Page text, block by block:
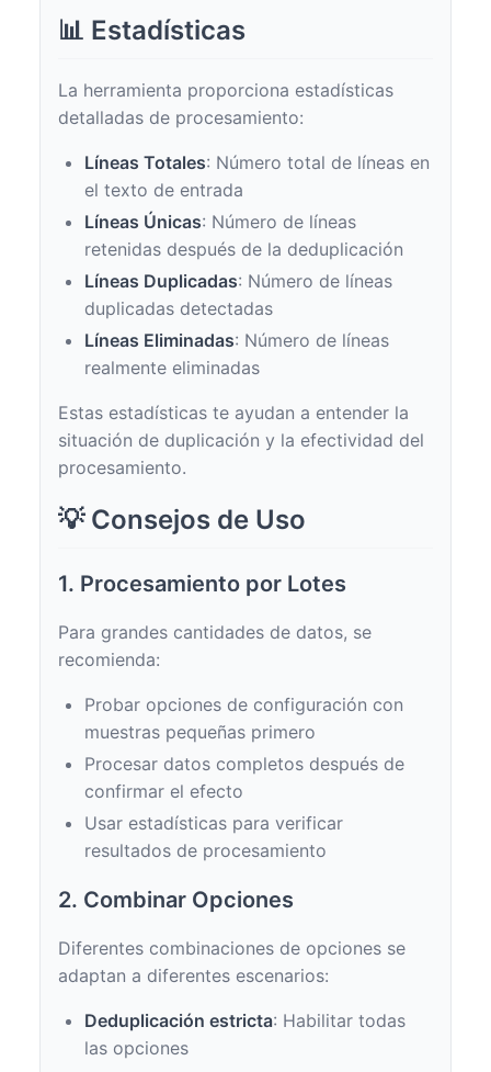
📊 Estadísticas
La herramienta proporciona estadísticas
detalladas de procesamiento:
Líneas Totales: Número total de líneas en
el texto de entrada
Líneas Únicas: Número de líneas
retenidas después de la deduplicación
Líneas Duplicadas: Número de líneas
duplicadas detectadas
Líneas Eliminadas: Número de líneas
realmente eliminadas
Estas estadísticas te ayudan a entender la
situación de duplicación y la efectividad del
procesamiento.
💡 Consejos de Uso
1. Procesamiento por Lotes
Para grandes cantidades de datos, se
recomienda:
Probar opciones de configuración con
muestras pequeñas primero
Procesar datos completos después de
confirmar el efecto
Usar estadísticas para verificar
resultados de procesamiento
2. Combinar Opciones
Diferentes combinaciones de opciones se
adaptan a diferentes escenarios:
Deduplicación estricta: Habilitar todas
las opciones